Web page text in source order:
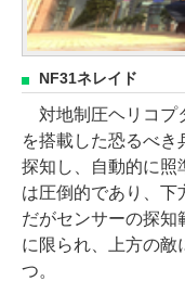
NF31ネレイド
対地制圧ヘリコプ
を搭載した恐るべき
探知し、自動的に照
は圧倒的であり、下
だがセンサーの探知
に限られ、上方の敵
つ。